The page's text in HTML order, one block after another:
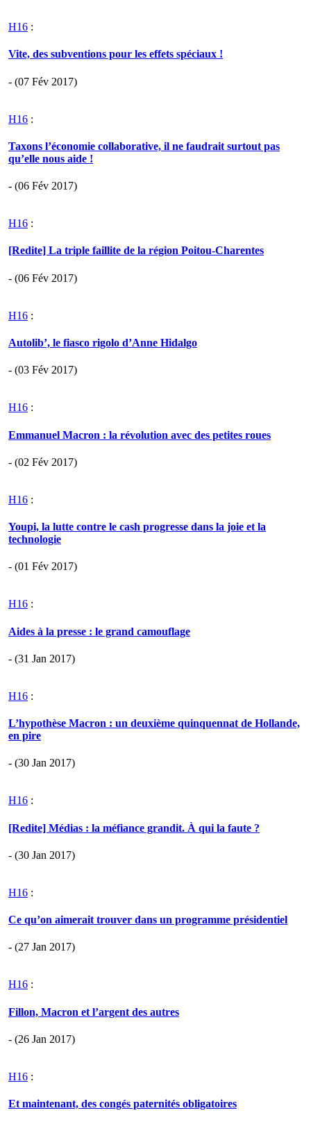
H16 :
Vite, des subventions pour les effets spéciaux !
- (07 Fév 2017)
H16 :
Taxons l’économie collaborative, il ne faudrait surtout pas
qu’elle nous aide !
- (06 Fév 2017)
H16 :
[Redite] La triple faillite de la région Poitou-Charentes
- (06 Fév 2017)
H16 :
Autolib’, le fiasco rigolo d’Anne Hidalgo
- (03 Fév 2017)
H16 :
Emmanuel Macron : la révolution avec des petites roues
- (02 Fév 2017)
H16 :
Youpi, la lutte contre le cash progresse dans la joie et la
technologie
- (01 Fév 2017)
H16 :
Aides à la presse : le grand camouflage
- (31 Jan 2017)
H16 :
L’hypothèse Macron : un deuxième quinquennat de Hollande,
en pire
- (30 Jan 2017)
H16 :
[Redite] Médias : la méfiance grandit. À qui la faute ?
- (30 Jan 2017)
H16 :
Ce qu’on aimerait trouver dans un programme présidentiel
- (27 Jan 2017)
H16 :
Fillon, Macron et l’argent des autres
- (26 Jan 2017)
H16 :
Et maintenant, des congés paternités obligatoires